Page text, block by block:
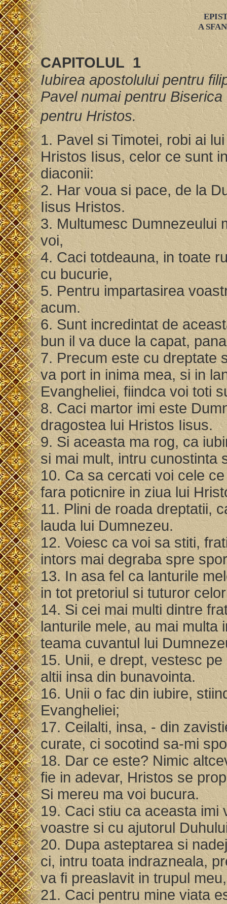
A
CAPITOLUL 1
Iubirea apostolului pentru
Pavel numai pentru
pentru Hristos.
1. Pavel si Timotei, robi ai
Hristos Iisus, celor ce sunt
diaconii:
2. Har voua si pace, de la
Iisus Hristos.
3. Multumesc Dumnezeului
voi,
4. Caci totdeauna, in toate
cu bucurie,
5. Pentru impartasirea
acum.
6. Sunt incredintat de
bun il va duce la capat,
7. Precum este cu dreptate
va port in inima mea, si in
Evangheliei, fiindca voi toti
8. Caci martor imi este
dragostea lui Hristos Iisus.
9. Si aceasta ma rog, ca
si mai mult, intru cunostinta
10. Ca sa cercati voi cele
fara poticnire in ziua lui
11. Plini de roada dreptatii,
lauda lui Dumnezeu.
12. Voiesc ca voi sa stiti,
intors mai degraba spre
13. In asa fel ca lanturile
in tot pretoriul si tuturor
14. Si cei mai multi dintre
lanturile mele, au mai multa
teama cuvantul lui
15. Unii, e drept, vestesc
altii insa din bunavointa.
16. Unii o fac din iubire,
Evangheliei;
17. Ceilalti, insa, - din
curate, ci socotind sa-mi
18. Dar ce este? Nimic
fie in adevar, Hristos se
Si mereu ma voi bucura.
19. Caci stiu ca aceasta imi
voastre si cu ajutorul
20. Dupa asteptarea si
ci, intru toata indrazneala,
va fi preaslavit in trupul
21. Caci pentru mine viata